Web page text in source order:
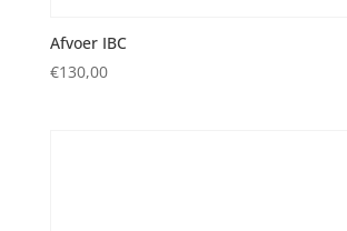
Afvoer IBC
€130,00